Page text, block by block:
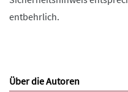
entbehrlich.
Über die Autoren